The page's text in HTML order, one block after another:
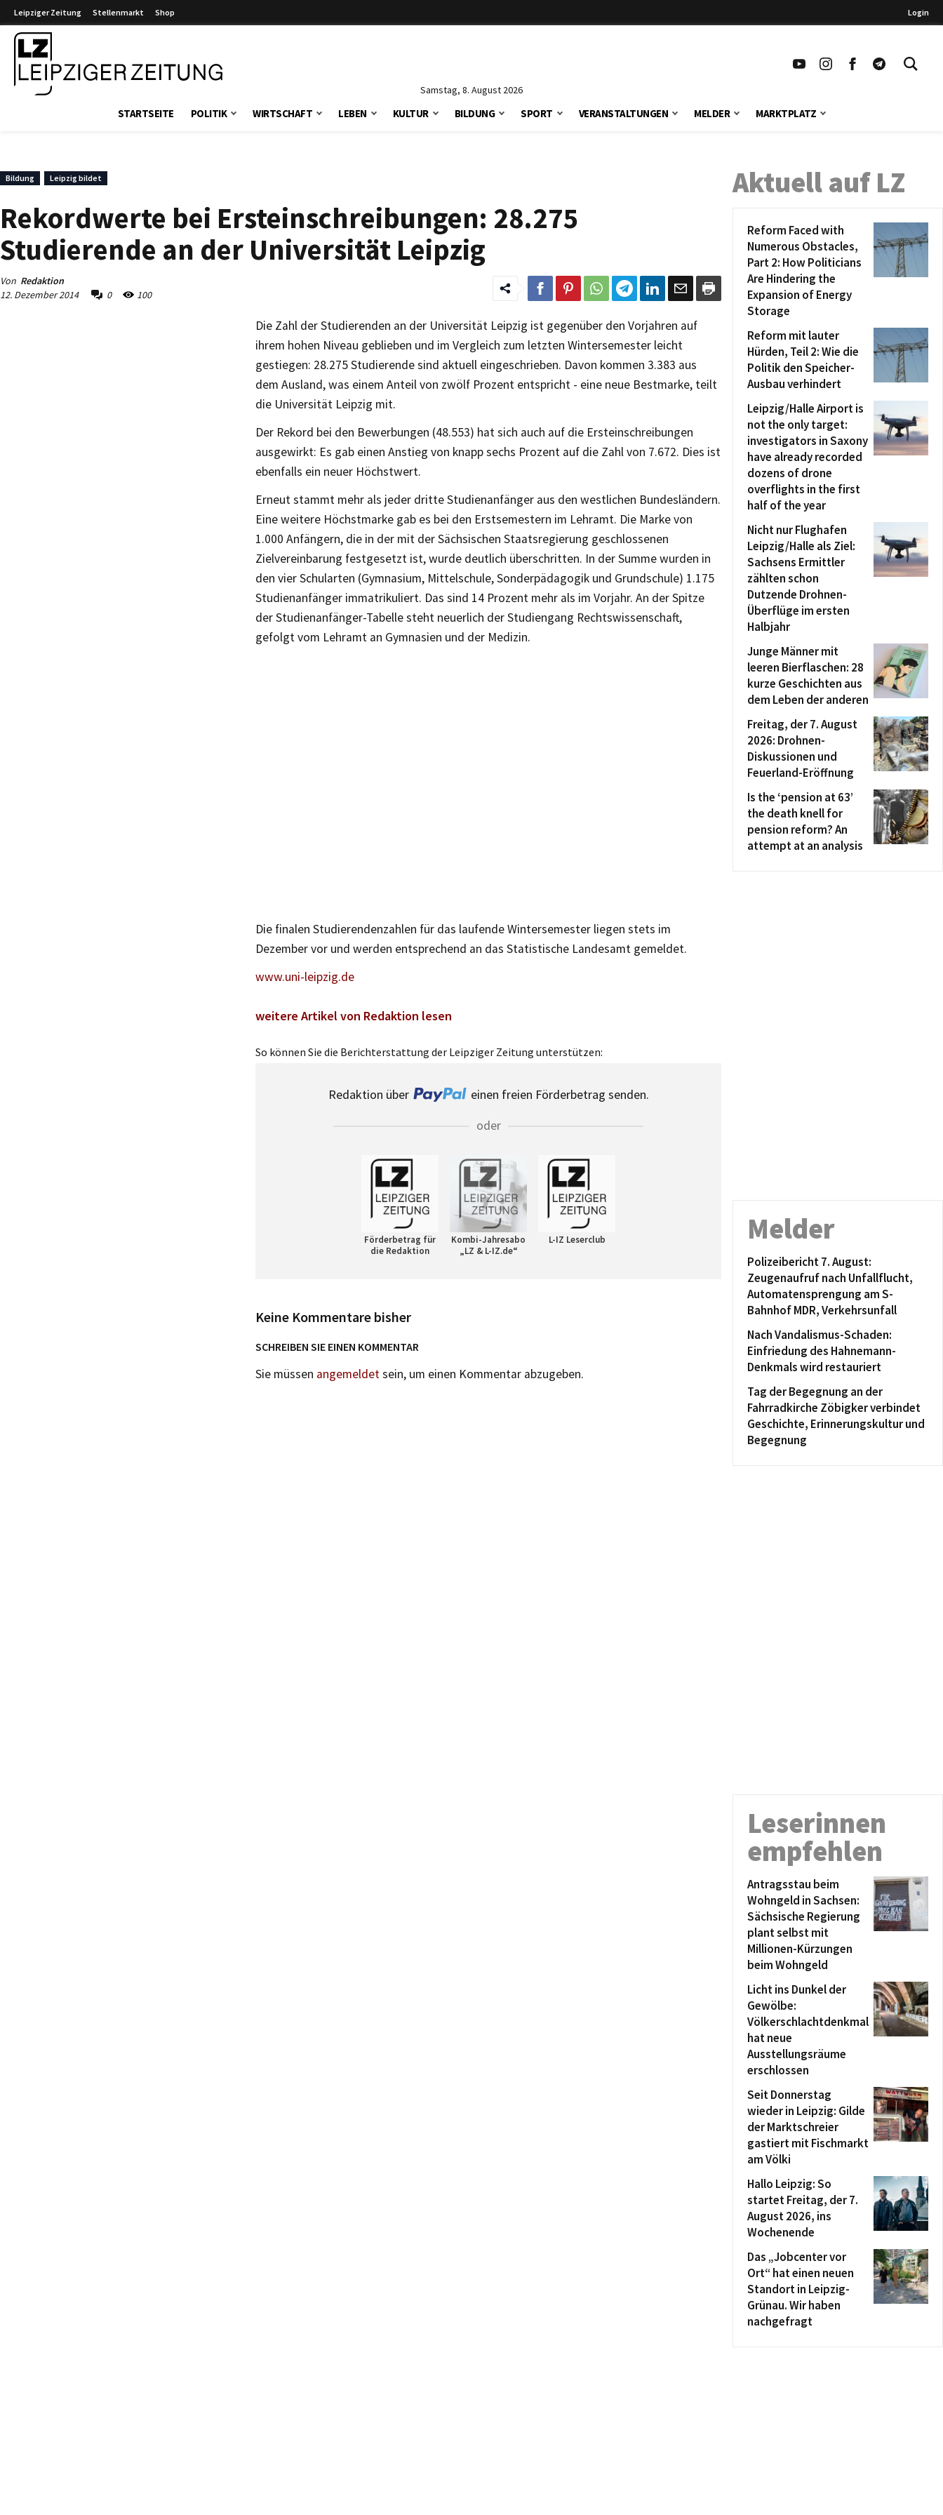
Leipziger Zeitung Stellenmarkt Shop Login
Samstag, 8. August 2026
STARTSEITE POLITIK WIRTSCHAFT LEBEN KULTUR BILDUNG SPORT VERANSTALTUNGEN MELDER MARKTPLATZ
Bildung Leipzig bildet
Rekordwerte bei Ersteinschreibungen: 28.275
Studierende an der Universität Leipzig
Von Redaktion
12. Dezember 2014
0 100
Die Zahl der Studierenden an der Universität Leipzig ist gegenüber den Vorjahren auf
ihrem hohen Niveau geblieben und im Vergleich zum letzten Wintersemester leicht
gestiegen: 28.275 Studierende sind aktuell eingeschrieben. Davon kommen 3.383 aus
dem Ausland, was einem Anteil von zwölf Prozent entspricht - eine neue Bestmarke, teilt
die Universität Leipzig mit.
Der Rekord bei den Bewerbungen (48.553) hat sich auch auf die Ersteinschreibungen
ausgewirkt: Es gab einen Anstieg von knapp sechs Prozent auf die Zahl von 7.672. Dies ist
ebenfalls ein neuer Höchstwert.
Erneut stammt mehr als jeder dritte Studienanfänger aus den westlichen Bundesländern.
Eine weitere Höchstmarke gab es bei den Erstsemestern im Lehramt. Die Marke von
1.000 Anfängern, die in der mit der Sächsischen Staatsregierung geschlossenen
Zielvereinbarung festgesetzt ist, wurde deutlich überschritten. In der Summe wurden in
den vier Schularten (Gymnasium, Mittelschule, Sonderpädagogik und Grundschule) 1.175
Studienanfänger immatrikuliert. Das sind 14 Prozent mehr als im Vorjahr. An der Spitze
der Studienanfänger-Tabelle steht neuerlich der Studiengang Rechtswissenschaft,
gefolgt vom Lehramt an Gymnasien und der Medizin.
Die finalen Studierendenzahlen für das laufende Wintersemester liegen stets im
Dezember vor und werden entsprechend an das Statistische Landesamt gemeldet.
www.uni-leipzig.de
weitere Artikel von Redaktion lesen
So können Sie die Berichterstattung der Leipziger Zeitung unterstützen:
Redaktion über
einen freien Förderbetrag senden.
oder
Förderbetrag für
die Redaktion
Kombi-Jahresabo
„LZ & L-IZ.de“
L-IZ Leserclub
Keine Kommentare bisher
SCHREIBEN SIE EINEN KOMMENTAR
Sie müssen angemeldetsein, um einen Kommentar abzugeben.
Aktuell auf LZ
Reform Faced with
Numerous Obstacles,
Part 2: How Politicians
Are Hindering the
Expansion of Energy
Storage
Reform mit lauter
Hürden, Teil 2: Wie die
Politik den Speicher-
Ausbau verhindert
Leipzig/Halle Airport is
not the only target:
investigators in Saxony
have already recorded
dozens of drone
overflights in the first
half of the year
Nicht nur Flughafen
Leipzig/Halle als Ziel:
Sachsens Ermittler
zählten schon
Dutzende Drohnen-
Überflüge im ersten
Halbjahr
Junge Männer mit
leeren Bierflaschen: 28
kurze Geschichten aus
dem Leben der anderen
Freitag, der 7. August
2026: Drohnen-
Diskussionen und
Feuerland-Eröffnung
Is the ‘pension at 63’
the death knell for
pension reform? An
attempt at an analysis
Melder
Polizeibericht 7. August:
Zeugenaufruf nach Unfallflucht,
Automatensprengung am S-
Bahnhof MDR, Verkehrsunfall
Nach Vandalismus-Schaden:
Einfriedung des Hahnemann-
Denkmals wird restauriert
Tag der Begegnung an der
Fahrradkirche Zöbigker verbindet
Geschichte, Erinnerungskultur und
Begegnung
Leserinnen
empfehlen
Antragsstau beim
Wohngeld in Sachsen:
Sächsische Regierung
plant selbst mit
Millionen-Kürzungen
beim Wohngeld
Licht ins Dunkel der
Gewölbe:
Völkerschlachtdenkmal
hat neue
Ausstellungsräume
erschlossen
Seit Donnerstag
wieder in Leipzig: Gilde
der Marktschreier
gastiert mit Fischmarkt
am Völki
Hallo Leipzig: So
startet Freitag, der 7.
August 2026, ins
Wochenende
Das „Jobcenter vor
Ort“ hat einen neuen
Standort in Leipzig-
Grünau. Wir haben
nachgefragt